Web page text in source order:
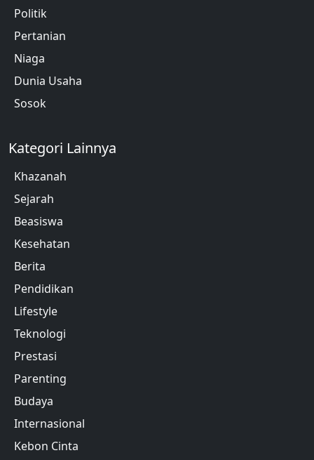
Politik
Pertanian
Niaga
Dunia Usaha
Sosok
Kategori Lainnya
Khazanah
Sejarah
Beasiswa
Kesehatan
Berita
Pendidikan
Lifestyle
Teknologi
Prestasi
Parenting
Budaya
Internasional
Kebon Cinta